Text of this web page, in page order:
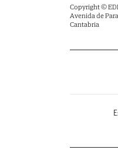
Copyright ©
Avenida de
Cantabria